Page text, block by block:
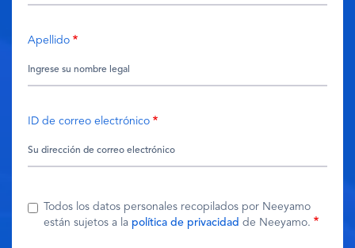
Apellido
ID de correo electrónico
Todos los datos personales recopilados por Neeyamo
están sujetos a la política de privacidad de Neeyamo.